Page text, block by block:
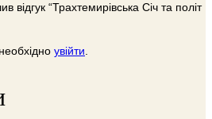
“Трахтемирівська Січ та політ
увійти